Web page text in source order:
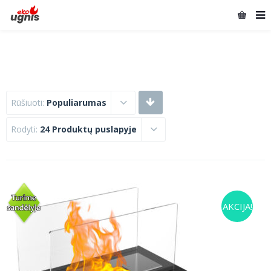
Rūšiuoti: Populiarumas
Rodyti: 24 Produktų puslapyje
AKCIJA!